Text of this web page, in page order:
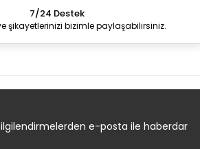
7/24 Destek
şikayetlerinizi bizimle paylaşabilirsiniz.
e-posta ile haberdar